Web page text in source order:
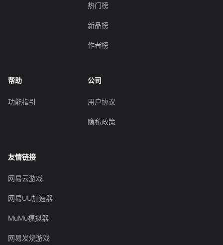
热门榜
新品榜
作者榜
帮助
功能指引
公司
用户协议
隐私政策
友情链接
网易云游戏
网易UU加速器
MuMu模拟器
网易发烧游戏